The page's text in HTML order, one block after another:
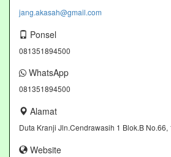
jang.akasah@gmail.com
Ponsel
081351894500
WhatsApp
081351894500
Alamat
Duta Kranji Jln.Cendrawasih 1 Blok.B No.66,
Website